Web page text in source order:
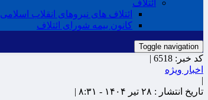
ائتلاف
ائتلاف های نیروهای انقلاب اسلامی
کانون بیمه شورای ائتلاف
Toggle navigation
کد خبر: 6518 |
اخبار ویژه
|
تاریخ انتشار : ۲۸ تیر ۱۴۰۴ - ۸:۳۱ |